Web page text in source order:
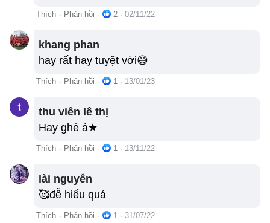
Thích · Phản hồi · 2 · 02/11/22
khang phan
hay rất hay tuyệt vời😅
Thích · Phản hồi · 1 · 13/01/23
thu viên lê thị
Hay ghê á★
Thích · Phản hồi · 1 · 13/11/22
lài nguyễn
🥰đễ hiểu quá
Thích · Phản hồi · 1 · 31/07/22